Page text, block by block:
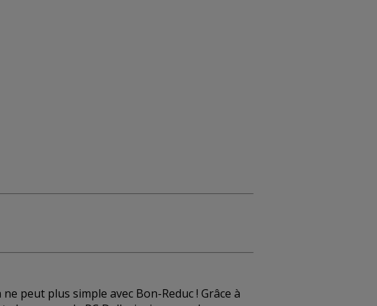
peut plus simple avec Bon-Reduc ! Grâce à